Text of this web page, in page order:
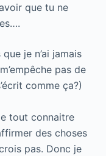
que tu ne
je n’ai jamais
pas de
comme ça?)
tout connaitre
des choses
pas. Donc je